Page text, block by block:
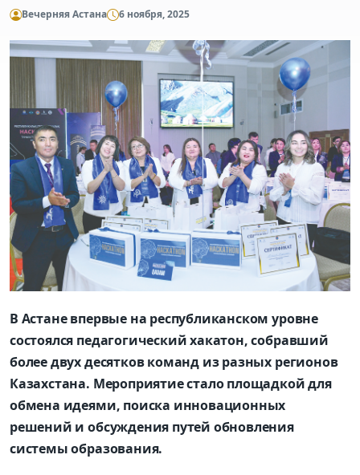
Вечерняя Астана 6 ноября, 2025
В Астане впервые на республиканском уровне
состоялся педагогический хакатон, собравший
более двух десятков команд из разных регионов
Казахстана. Мероприятие стало площадкой для
обмена идеями, поиска инновационных
решений и обсуждения путей обновления
системы образования.